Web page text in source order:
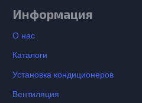
Информация
О нас
Каталоги
Установка кондиционеров
Вентиляция